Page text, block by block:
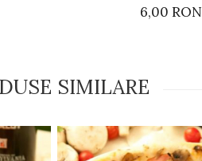
6,00 RON
SIMILARE